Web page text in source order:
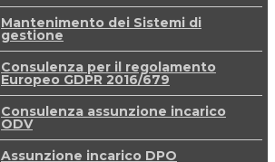
Mantenimento dei Sistemi di
gestione
Consulenza per il regolamento
Europeo GDPR 2016/679
Consulenza assunzione incarico
ODV
Assunzione incarico DPO